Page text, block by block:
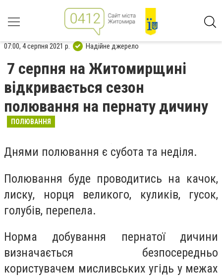
07:00, 4 серпня 2021 р. Надійне джерело
7 серпня на Житомирщині
відкривається сезон
полювання на пернату дичину
ПОЛЮВАННЯ
Днями полювання є субота та неділя.
Полювання буде проводитись на качок,
лиску, норця великого, куликів, гусок,
голубів, перепела.
Норма добування пернатої дичини
визначається безпосередньо
користувачем мисливських угідь у межах